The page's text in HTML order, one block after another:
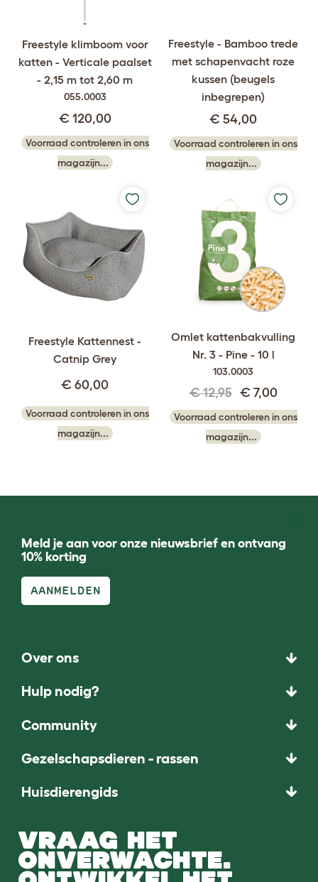
Freestyle klimboom voor
katten - Verticale paalset
- 2,15 m tot 2,60 m
055.0003
€ 120,00
Voorraad controleren in ons
magazijn...
Freestyle - Bamboo trede
met schapenvacht roze
kussen (beugels
inbegrepen)
€ 54,00
Voorraad controleren in ons
magazijn...
Freestyle Kattennest -
Catnip Grey
€ 60,00
Voorraad controleren in ons
magazijn...
Omlet kattenbakvulling
Nr. 3 - Pine - 10 l
103.0003
€ 12,95 € 7,00
Voorraad controleren in ons
magazijn...
Meld je aan voor onze nieuwsbrief en ontvang
10% korting
AANMELDEN
Over ons
Hulp nodig?
Community
Gezelschapsdieren - rassen
Huisdierengids
VRAAG HET
ONVERWACHTE.